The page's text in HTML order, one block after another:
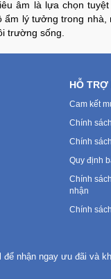
âm là lựa chọn
ẩm lý tưởng trong nhà,
trường sống.
HỖ TRỢ
Cam kết
Chính
Chính
Quy định
Chính
nhận
Chính
để nhận ngay ưu đãi và